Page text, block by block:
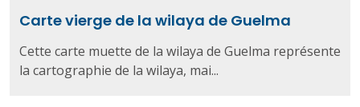
Carte vierge de la wilaya de Guelma
Cette carte muette de la wilaya de Guelma représente
la cartographie de la wilaya, mai...